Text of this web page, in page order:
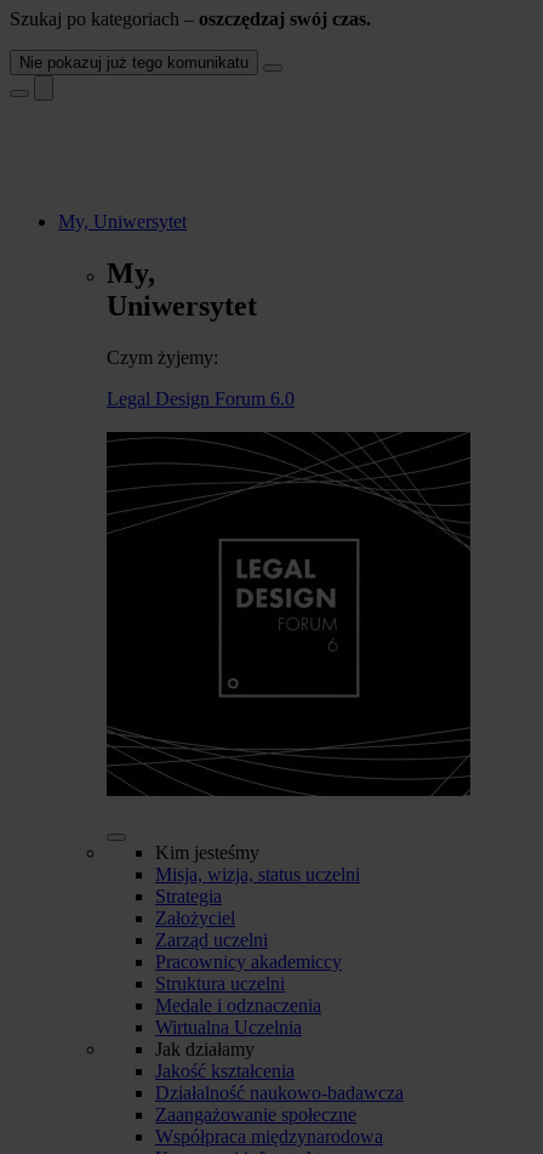
Szukaj po kategoriach – oszczędzaj swój czas.
Nie pokazuj już tego komunikatu
My, Uniwersytet
My,
Uniwersytet
Czym żyjemy:
Legal Design Forum 6.0
Kim jesteśmy
Misja, wizja, status uczelni
Strategia
Założyciel
Zarząd uczelni
Pracownicy akademiccy
Struktura uczelni
Medale i odznaczenia
Wirtualna Uczelnia
Jak działamy
Jakość kształcenia
Działalność naukowo-badawcza
Zaangażowanie społeczne
Współpraca międzynarodowa